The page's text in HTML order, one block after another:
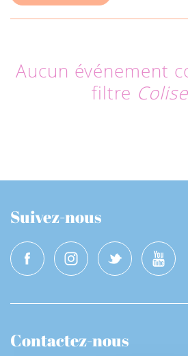
Aucun événement
filtre
Suivez-nous
Contactez-nous